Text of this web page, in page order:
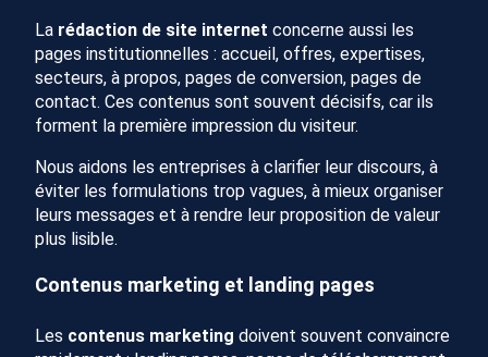
La rédaction de site internet concerne aussi les
pages institutionnelles : accueil, offres, expertises,
secteurs, à propos, pages de conversion, pages de
contact. Ces contenus sont souvent décisifs, car ils
forment la première impression du visiteur.
Nous aidons les entreprises à clarifier leur discours, à
éviter les formulations trop vagues, à mieux organiser
leurs messages et à rendre leur proposition de valeur
plus lisible.
Contenus marketing et landing pages
Les contenus marketing doivent souvent convaincre